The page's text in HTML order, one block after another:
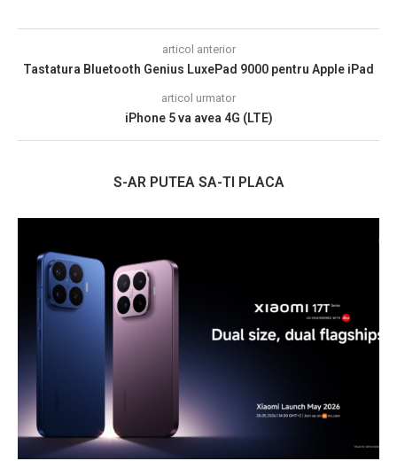
articol anterior
Tastatura Bluetooth Genius LuxePad 9000 pentru Apple iPad
articol urmator
iPhone 5 va avea 4G (LTE)
S-AR PUTEA SA-TI PLACA